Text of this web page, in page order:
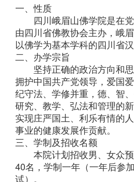
一、性质
四川峨眉山佛学院是在党
由四川省佛教协会主办，峨
以佛学为基本学科的四川省
二、办学宗旨
坚持正确的政治方向和思
拥护中国共产党领导，爱国
纪守法、学修并重，德、智
研究、教学、弘法和管理的
实现庄严国土、利乐有情的
事业的健康发展作贡献。
三、学制及招收名额
本院计划招收男、女众预
40名，学制一年（一年后参
试）。